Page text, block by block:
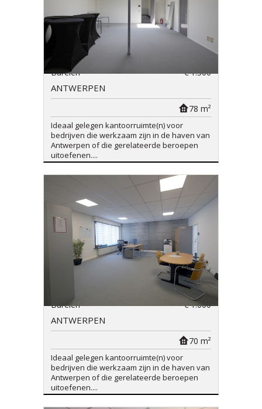
Burelen € 1.300
ANTWERPEN
78 m²
Ideaal gelegen kantoorruimte(n) voor
bedrijven die werkzaam zijn in de haven van
Antwerpen of die gerelateerde beroepen
uitoefenen....
Burelen € 1.000
ANTWERPEN
70 m²
Ideaal gelegen kantoorruimte(n) voor
bedrijven die werkzaam zijn in de haven van
Antwerpen of die gerelateerde beroepen
uitoefenen....